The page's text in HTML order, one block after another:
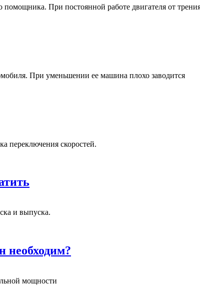
При постоянной работе двигателя от
При уменьшении ее машина плохо заводится
переключения скоростей.
и выпуска.
необходим?
мощности